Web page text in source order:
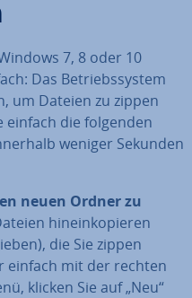
7, 8 oder 10
Das Be­triebs­sys­tem
um Dateien zu zippen
einfach die folgenden
weniger Sekunden
neuen Ordner zu
hin­ein­ko­pie­ren
die Sie zippen
einfach mit der rechten
klicken Sie auf „Neu“